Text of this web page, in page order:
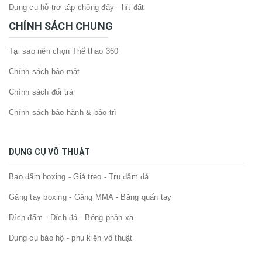
Dụng cụ hỗ trợ tập chống đẩy - hít đất
CHÍNH SÁCH CHUNG
Tại sao nên chọn Thể thao 360
Chính sách bảo mật
Chính sách đổi trả
Chính sách bảo hành & bảo trì
DỤNG CỤ VÕ THUẬT
Bao đấm boxing - Giá treo - Trụ đấm đá
Găng tay boxing - Găng MMA - Băng quấn tay
Đích đấm - Đích đá - Bóng phản xạ
Dụng cụ bảo hộ - phụ kiện võ thuật